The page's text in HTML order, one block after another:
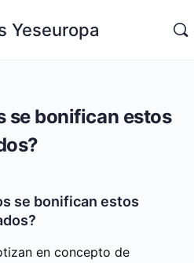
Yeseuropa
se bonifican estos
se bonifican estos
en concepto de